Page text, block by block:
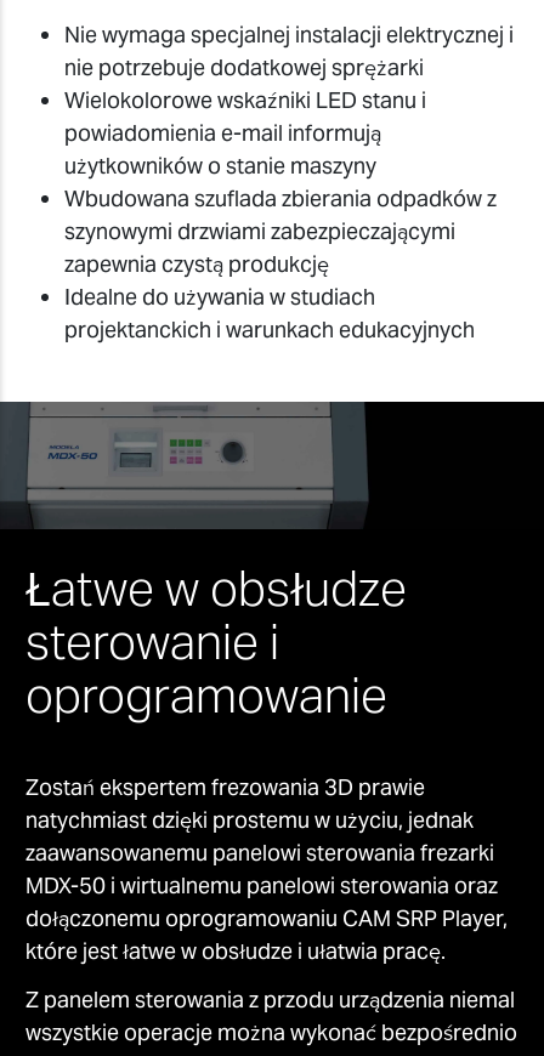
Nie wymaga specjalnej instalacji elektrycznej i
nie potrzebuje dodatkowej sprężarki
Wielokolorowe wskaźniki LED stanu i
powiadomienia e-mail informują
użytkowników o stanie maszyny
Wbudowana szuflada zbierania odpadków z
szynowymi drzwiami zabezpieczającymi
zapewnia czystą produkcję
Idealne do używania w studiach
projektanckich i warunkach edukacyjnych
Łatwe w obsłudze
sterowanie i
oprogramowanie
Zostań ekspertem frezowania 3D prawie
natychmiast dzięki prostemu w użyciu, jednak
zaawansowanemu panelowi sterowania frezarki
MDX-50 i wirtualnemu panelowi sterowania oraz
dołączonemu oprogramowaniu CAM SRP Player,
które jest łatwe w obsłudze i ułatwia pracę.
Z panelem sterowania z przodu urządzenia niemal
wszystkie operacje można wykonać bezpośrednio